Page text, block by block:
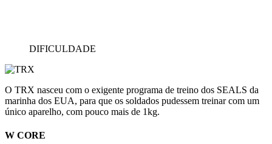
DIFICULDADE
O TRX nasceu com o exigente programa de treino dos SEALS da
marinha dos EUA, para que os soldados pudessem treinar com um
único aparelho, com pouco mais de 1kg.
W CORE